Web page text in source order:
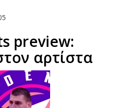
preview:
αρτίστα